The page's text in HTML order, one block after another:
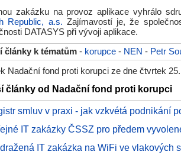
zakázku na provoz aplikace vyhrálo
Republic, a.s. Zajímavostí je, že
DATASYS při vývoji aplikace.
články k tématům - korupce - NEN - Petr
Nadační fond proti korupci ze dne čtvrtek
články od Nadační fond proti korupci
smluv v praxi - jak vzkvétá podnikání
IT zakázky ČSSZ pro předem
IT zakázka na WiFi ve vlakových